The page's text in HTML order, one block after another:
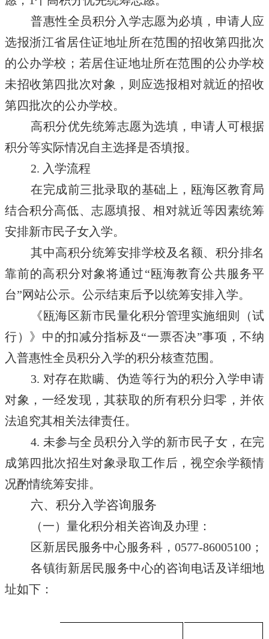
普惠性全员积分入学志愿为必填，申请人应
选报浙江省居住证地址所在范围的招收第四批次
的公办学校；若居住证地址所在范围的公办学校
未招收第四批次对象，则应选报相对就近的招收
第四批次的公办学校。
高积分优先统筹志愿为选填，申请人可根据
积分等实际情况自主选择是否填报。
2. 入学流程
在完成前三批录取的基础上，瓯海区教育局
结合积分高低、志愿填报、相对就近等因素统筹
安排新市民子女入学。
其中高积分统筹安排学校及名额、积分排名
靠前的高积分对象将通过“瓯海教育公共服务平
台”网站公示。公示结束后予以统筹安排入学。
《瓯海区新市民量化积分管理实施细则（试
行）》中的扣减分指标及“一票否决”事项，不纳
入普惠性全员积分入学的积分核查范围。
3. 对存在欺瞒、伪造等行为的积分入学申请
对象，一经发现，其获取的所有积分归零，并依
法追究其相关法律责任。
4. 未参与全员积分入学的新市民子女，在完
成第四批次招生对象录取工作后，视空余学额情
况酌情统筹安排。
六、积分入学咨询服务
（一）量化积分相关咨询及办理：
区新居民服务中心服务科，0577-86005100；
各镇街新居民服务中心的咨询电话及详细地
址如下：